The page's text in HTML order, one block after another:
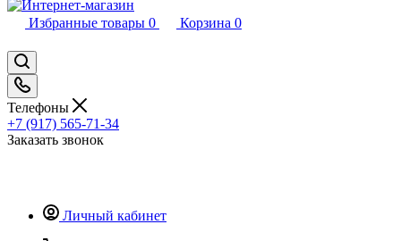
Избранные товары 0 Корзина 0
Телефоны
+7 (917) 565-71-34
Заказать звонок
Личный кабинет